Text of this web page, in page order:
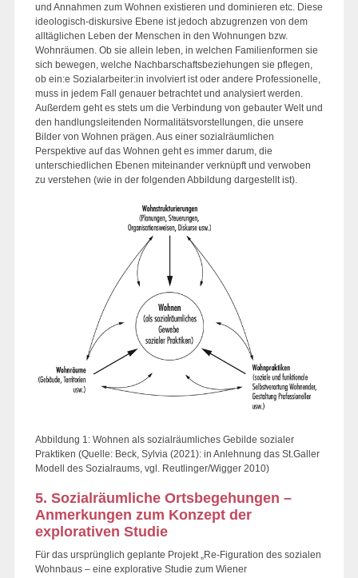
und Annahmen zum Wohnen existieren und dominieren etc. Diese
ideologisch-diskursive Ebene ist jedoch abzugrenzen von dem
alltäglichen Leben der Menschen in den Wohnungen bzw.
Wohnräumen. Ob sie allein leben, in welchen Familienformen sie
sich bewegen, welche Nachbarschaftsbeziehungen sie pflegen,
ob ein:e Sozialarbeiter:in involviert ist oder andere Professionelle,
muss in jedem Fall genauer betrachtet und analysiert werden.
Außerdem geht es stets um die Verbindung von gebauter Welt und
den handlungsleitenden Normalitätsvorstellungen, die unsere
Bilder von Wohnen prägen. Aus einer sozialräumlichen
Perspektive auf das Wohnen geht es immer darum, die
unterschiedlichen Ebenen miteinander verknüpft und verwoben
zu verstehen (wie in der folgenden Abbildung dargestellt ist).
Abbildung 1: Wohnen als sozialräumliches Gebilde sozialer
Praktiken (Quelle: Beck, Sylvia (2021): in Anlehnung das St.Galler
Modell des Sozialraums, vgl. Reutlinger/Wigger 2010)
5. Sozialräumliche Ortsbegehungen –
Anmerkungen zum Konzept der
explorativen Studie
Für das ursprünglich geplante Projekt „Re-Figuration des sozialen
Wohnbaus – eine explorative Studie zum Wiener